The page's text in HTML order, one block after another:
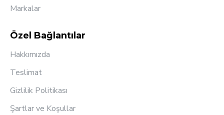
Markalar
Özel Bağlantılar
Hakkımızda
Teslimat
Gizlilik Politikası
Şartlar ve Koşullar